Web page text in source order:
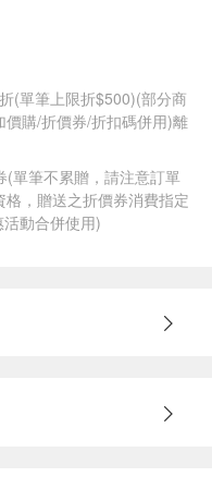
(單筆上限折$500)(部分商
購/折價券/折扣碼併用)離
單筆不累贈，請注意訂單
，贈送之折價券消費指定
動合併使用)